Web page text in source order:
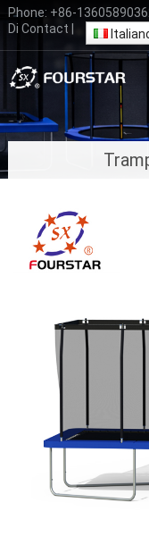
Phone: +86-
Di Contact